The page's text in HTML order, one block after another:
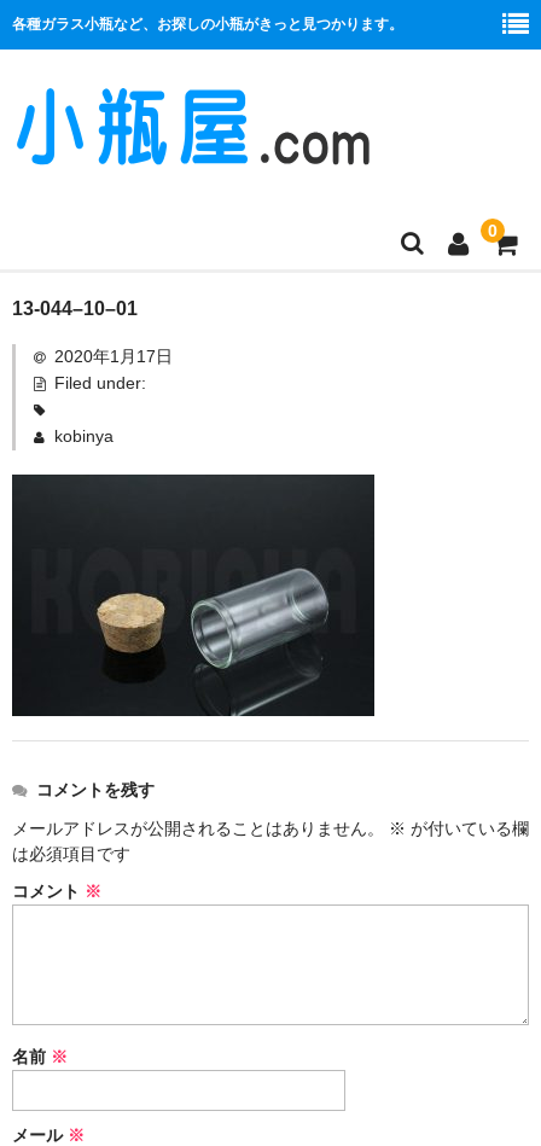
各種ガラス小瓶など、お探しの小瓶がきっと見つかります。
0
商品一覧
絞り口
コルク栓
ふた付き
単品
セット
13-044–10–01
2020年1月17日
Filed under:
kobinya
コメントを残す
メールアドレスが公開されることはありません。
※ が付いている欄
は必須項目です
コメント ※
名前 ※
メール ※